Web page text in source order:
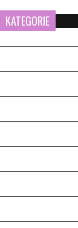
KATEGORIE